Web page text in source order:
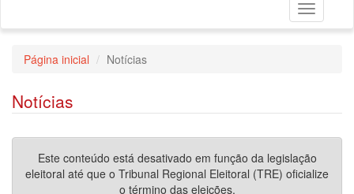
Toggle
Página inicial Notícias
Notícias
Este conteúdo está desativado em função da legislação
eleitoral até que o Tribunal Regional Eleitoral (TRE) oficialize
o término das eleições.